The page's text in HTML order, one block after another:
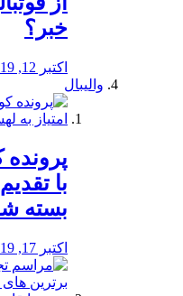
خبر؟
اکتبر 12, 2019
والیبال
با
بسته
اکتبر 17, 2019